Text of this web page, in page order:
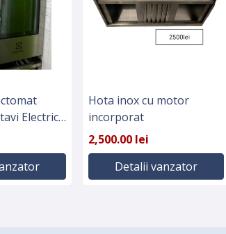
Electric
Hota inox cu motor
incorporat
2,500.00 lei
Detalii vanzator